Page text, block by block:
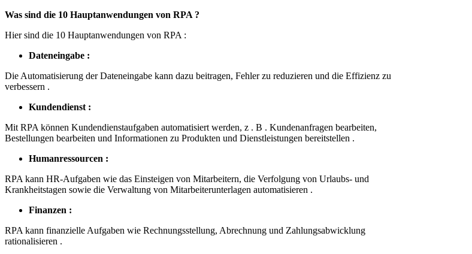
Was sind die 10 Hauptanwendungen von RPA ?
Hier sind die 10 Hauptanwendungen von RPA :
Dateneingabe :
Die Automatisierung der Dateneingabe kann dazu beitragen, Fehler zu reduzieren und die Effizienz zu
verbessern .
Kundendienst :
Mit RPA können Kundendienstaufgaben automatisiert werden, z . B . Kundenanfragen bearbeiten,
Bestellungen bearbeiten und Informationen zu Produkten und Dienstleistungen bereitstellen .
Humanressourcen :
RPA kann HR-Aufgaben wie das Einsteigen von Mitarbeitern, die Verfolgung von Urlaubs- und
Krankheitstagen sowie die Verwaltung von Mitarbeiterunterlagen automatisieren .
Finanzen :
RPA kann finanzielle Aufgaben wie Rechnungsstellung, Abrechnung und Zahlungsabwicklung
rationalisieren .